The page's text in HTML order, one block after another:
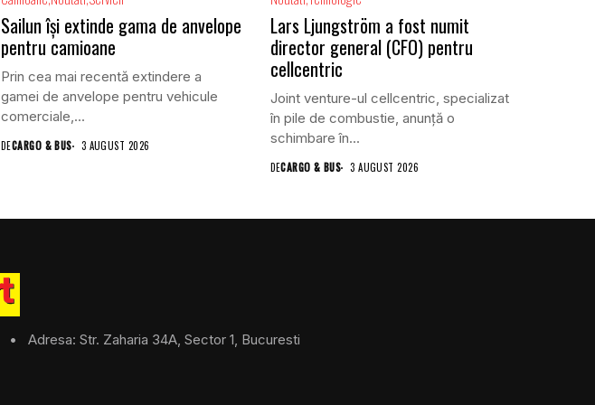
Sailun își extinde gama de anvelope
pentru camioane
Prin cea mai recentă extindere a
gamei de anvelope pentru vehicule
comerciale,...
DECARGO & BUS 3 AUGUST 2026
Lars Ljungström a fost numit
director general (CFO) pentru
cellcentric
Joint venture-ul cellcentric, specializat
în pile de combustie, anunță o
schimbare în...
DECARGO & BUS 3 AUGUST 2026
• Adresa: Str. Zaharia 34A, Sector 1, Bucuresti